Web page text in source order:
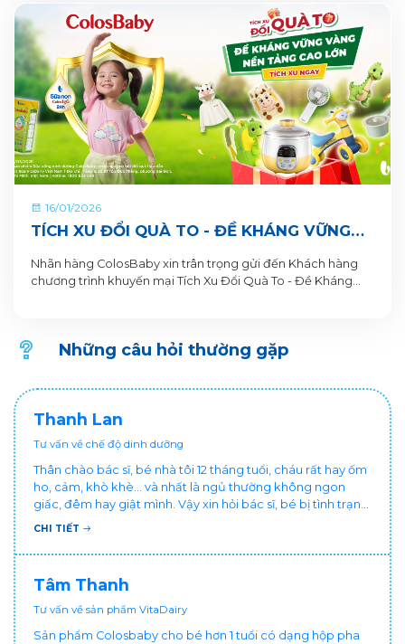
16/01/2026
TÍCH XU ĐỔI QUÀ TO - ĐỀ KHÁNG VỮNG
PHA SẴN COLOSBABY
Nhãn hàng ColosBaby xin trân trọng gửi đến Khách hàng
chương trình khuyến mại Tích Xu Đổi Quà To - Đề Kháng
Những câu hỏi thường gặp
Thanh Lan
Tư vấn về chế độ dinh dưỡng
Thân chào bác sĩ, bé nhà tôi 12 tháng tuổi, cháu rất hay ốm
ho, cảm, khò khè... và nhất là ngủ thường không ngon
giấc, đêm hay giật mình. Vậy xin hỏi bác sĩ, bé bị tình trạng
vậy nên làm sao để con khỏe mạnh và ngủ ngon giấc hơn
chăm cháu hay ốm ạ?. Cảm ơn bác sĩ.
CHI TIẾT
Tâm Thanh
Tư vấn về sản phẩm VitaDairy
Sản phẩm Colosbaby cho bé hơn 1 tuổi có dạng hộp pha